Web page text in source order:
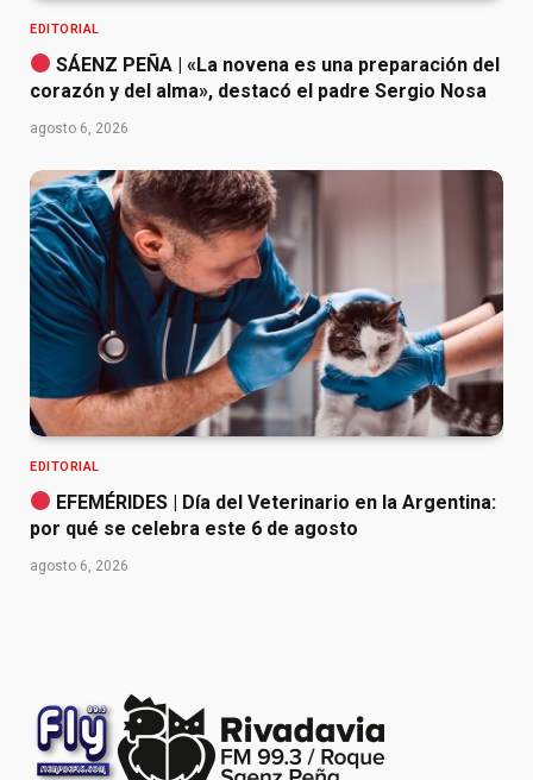
EDITORIAL
SÁENZ PEÑA | «La novena es una preparación del
corazón y del alma», destacó el padre Sergio Nosa
agosto 6, 2026
EDITORIAL
EFEMÉRIDES | Día del Veterinario en la Argentina:
por qué se celebra este 6 de agosto
agosto 6, 2026